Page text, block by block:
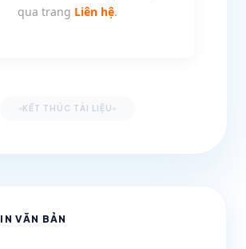
qua trang Liên hệ.
KẾT THÚC TÀI LIỆU
VĂN BẢN